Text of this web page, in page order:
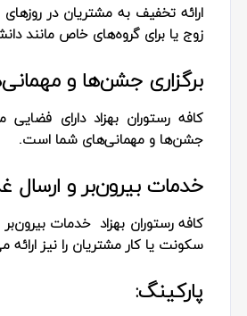
ارائه تخفیف به مشتریان در
زوج یا برای گروه‌های خاص مانند
برگزاری جشن‌ها و
کافه رستوران بهزاد دارای فضایی
جشن‌ها و مهمانی‌های شما است.
خدمات بیرون‌بر و ارسال
کافه رستوران بهزاد خدمات
سکونت یا کار مشتریان را نیز ارائه
پارکینگ: